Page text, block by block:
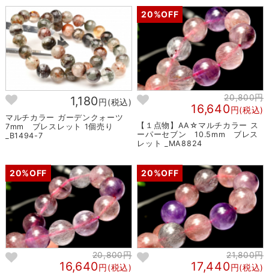
1,180円(税込)
マルチカラー ガーデンクォーツ
7mm ブレスレット 1個売り
_B1494-7
20%OFF
20,800円
16,640円(税込)
【１点物】AA☆マルチカラー ス
ーパーセブン 10.5mm ブレス
レット _MA8824
20%OFF
20,800円
16,640円(税込)
20%OFF
21,800円
17,440円(税込)